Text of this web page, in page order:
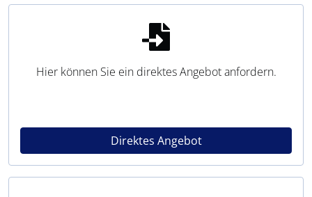
Hier können Sie ein direktes Angebot anfordern.
Direktes Angebot